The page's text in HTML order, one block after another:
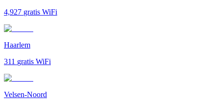
4,927 gratis WiFi
Haarlem
311 gratis WiFi
Velsen-Noord